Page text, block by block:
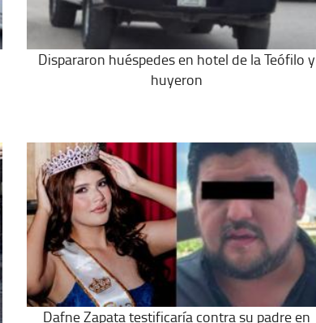
Dispararon huéspedes en hotel de la Teófilo y
huyeron
Dafne Zapata testificaría contra su padre en